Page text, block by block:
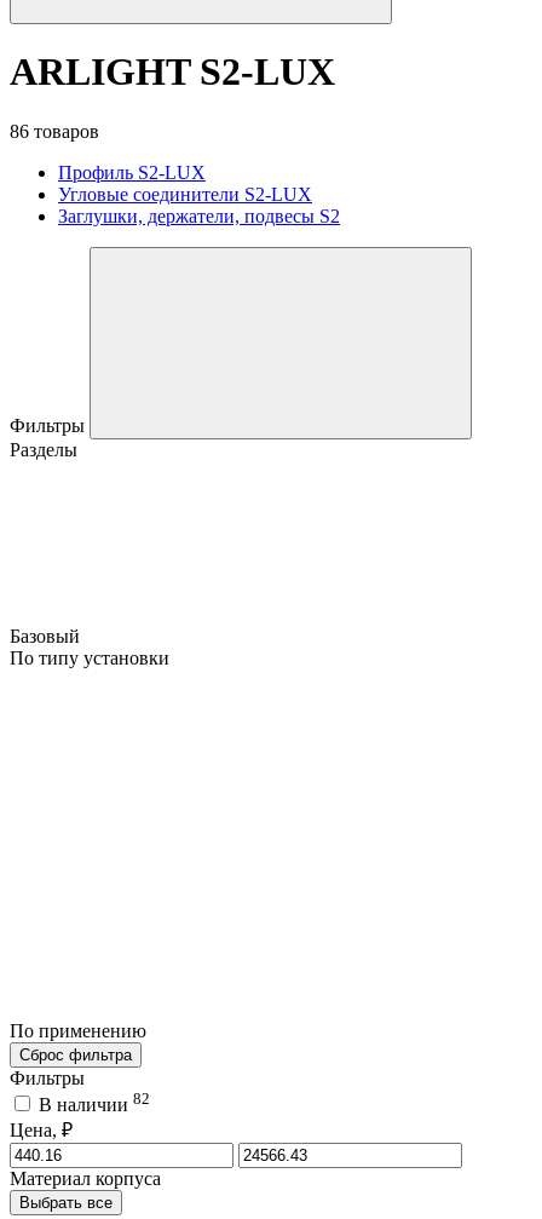
ARLIGHT S2-LUX
86 товаров
Профиль S2-LUX
Угловые соединители S2-LUX
Заглушки, держатели, подвесы S2
Фильтры
Разделы
Базовый
По типу установки
По применению
Сброс фильтра
Фильтры
В наличии 82
Цена, ₽
Материал корпуса
Выбрать все